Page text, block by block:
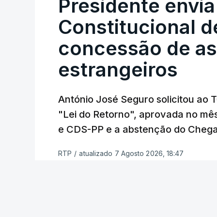
Assegurar que "ninguém é
O Preisdente deixa, no entanto, deixa
"deve ter como primeiro critério a
de simplificação pode traduzir-se
António José Seguro vinca que se
face à situação de que hoje beneficia"
situações "de maior fragilidade", como
Presidente
Constitucional
concessão de
estrangeiros
António José Seguro solicitou ao
"Lei do Retorno", aprovada no
e CDS-PP e a abstenção do
RTP / atualizado 7 Agosto 2026, 18:47